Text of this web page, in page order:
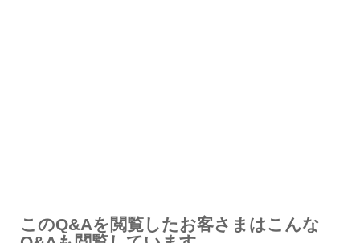
このQ&Aを閲覧したお客さまはこんな